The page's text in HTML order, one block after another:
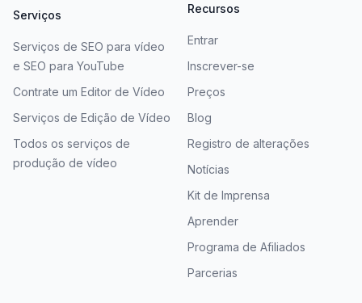
Serviços
Serviços de SEO para vídeo
e SEO para YouTube
Contrate um Editor de Vídeo
Serviços de Edição de Vídeo
Todos os serviços de
produção de vídeo
Recursos
Entrar
Inscrever-se
Preços
Blog
Registro de alterações
Notícias
Kit de Imprensa
Aprender
Programa de Afiliados
Parcerias